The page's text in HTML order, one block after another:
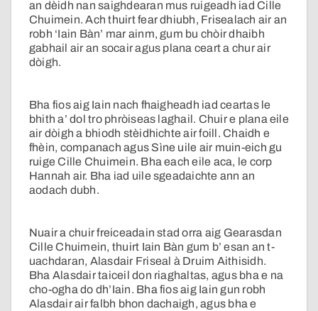
an dèidh nan saighdearan mus ruigeadh iad Cille
Chuimein. Ach thuirt fear dhiubh, Frisealach air an
robh ‘Iain Bàn’ mar ainm, gum bu chòir dhaibh
gabhail air an socair agus plana ceart a chur air
dòigh.
Bha fios aig Iain nach fhaigheadh iad ceartas le
bhith a’ dol tro phròiseas laghail. Chuir e plana eile
air dòigh a bhiodh stèidhichte air foill. Chaidh e
fhèin, companach agus Sìne uile air muin-eich gu
ruige Cille Chuimein. Bha each eile aca, le corp
Hannah air. Bha iad uile sgeadaichte ann an
aodach dubh.
Nuair a chuir freiceadain stad orra aig Gearasdan
Cille Chuimein, thuirt Iain Bàn gum b’ esan an t-
uachdaran, Alasdair Friseal à Druim Aithisidh.
Bha Alasdair taiceil don riaghaltas, agus bha e na
cho-ogha do dh’Iain. Bha fios aig Iain gun robh
Alasdair air falbh bhon dachaigh, agus bha e